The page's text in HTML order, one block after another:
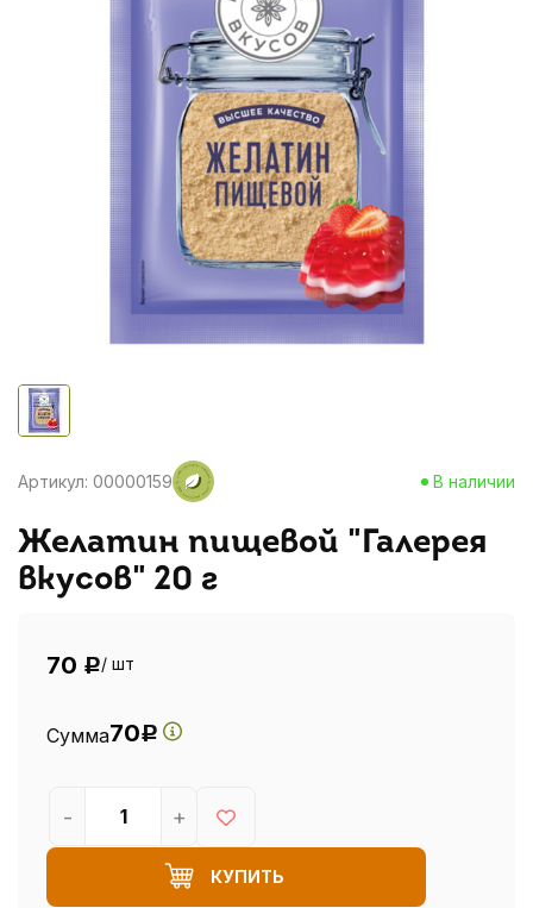
Артикул: 00000159 В наличии
Желатин пищевой "Галерея
вкусов" 20 г
70 Р/ шт
Сумма70Р
КУПИТЬ
- +